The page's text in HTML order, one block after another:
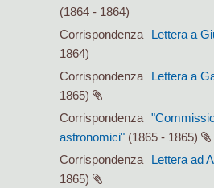
(1864 - 1864)
Corrispondenza
Lettera a
1864)
Corrispondenza
Lettera a
1865)
Corrispondenza
astronomici" (1865 - 1865)
Corrispondenza
Lettera ad
1865)